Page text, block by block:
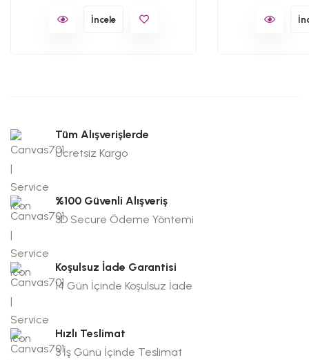
İncele
Tüm Alışverişlerde
Ücretsiz Kargo
%100 Güvenli Alışveriş
3D Secure Ödeme Yöntemi
Koşulsuz İade Garantisi
14 Gün İçinde Koşulsuz İade
Hızlı Teslimat
3 İş Günü İçinde Teslimat